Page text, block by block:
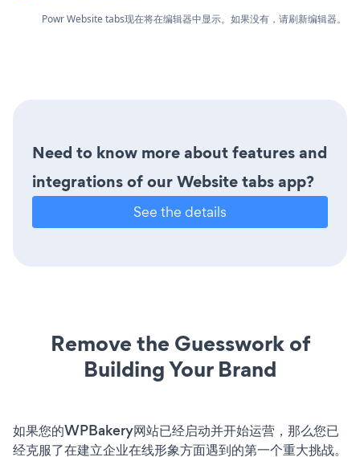
Powr Website tabs现在将在编辑器中显示。如果没有，请刷新编辑器。
Need to know more about features and
integrations of our Website tabs app?
See the details
Remove the Guesswork of
Building Your Brand
如果您的WPBakery网站已经启动并开始运营，那么您已
经克服了在建立企业在线形象方面遇到的第一个重大挑战。